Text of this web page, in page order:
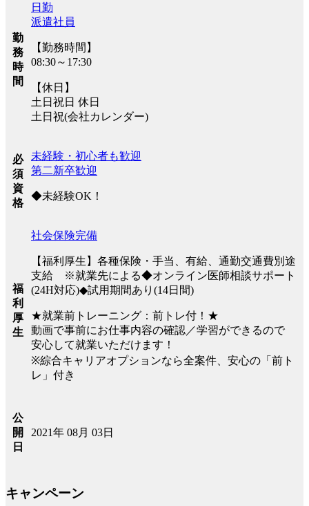
勤
務
時
間
日勤
派遣社員
【勤務時間】
08:30～17:30
【休日】
土日祝日 休日
土日祝(会社カレンダー)
必
須
資
格
未経験・初心者も歓迎
第二新卒歓迎
◆未経験OK！
福
利
厚
生
社会保険完備
【福利厚生】各種保険・手当、有給、通勤交通費別途
支給 ※就業先による◆オンライン医師相談サポート
(24H対応)◆試用期間あり(14日間)
★就業前トレーニング：前トレ付！★
動画で事前にお仕事内容の確認／学習ができるので
安心して就業いただけます！
※綜合キャリアオプションなら全案件、安心の「前ト
レ」付き
公
開
日
2021年 08月 03日
キャンペーン